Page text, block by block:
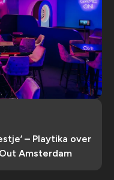
– Playtika over
Amsterdam